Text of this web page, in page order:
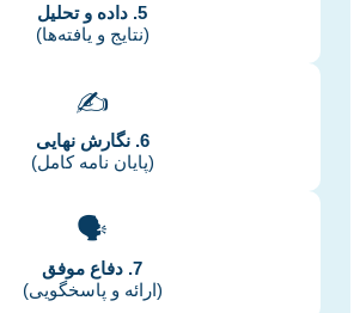
5. داده و تحلیل
(نتایج و یافته‌ها)
✍️
6. نگارش نهایی
(پایان نامه کامل)
🗣️
7. دفاع موفق
(ارائه و پاسخگویی)